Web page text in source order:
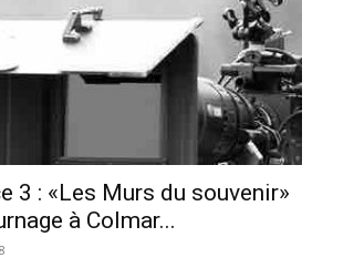
3 : «Les Murs du souvenir»
à Colmar...